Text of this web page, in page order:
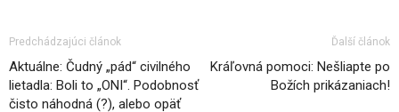
Predchádzajúci článok
Aktuálne: Čudný „pád“ civilného
lietadla: Boli to „ONI“. Podobnosť
čisto náhodná (?), alebo opäť
Ďalší článok
Kráľovná pomoci: Nešliapte po
Božích prikázaniach!